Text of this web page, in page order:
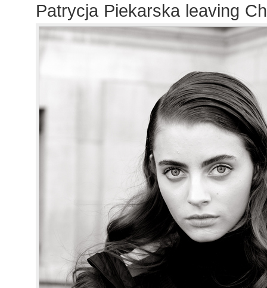
Patrycja Piekarska leaving